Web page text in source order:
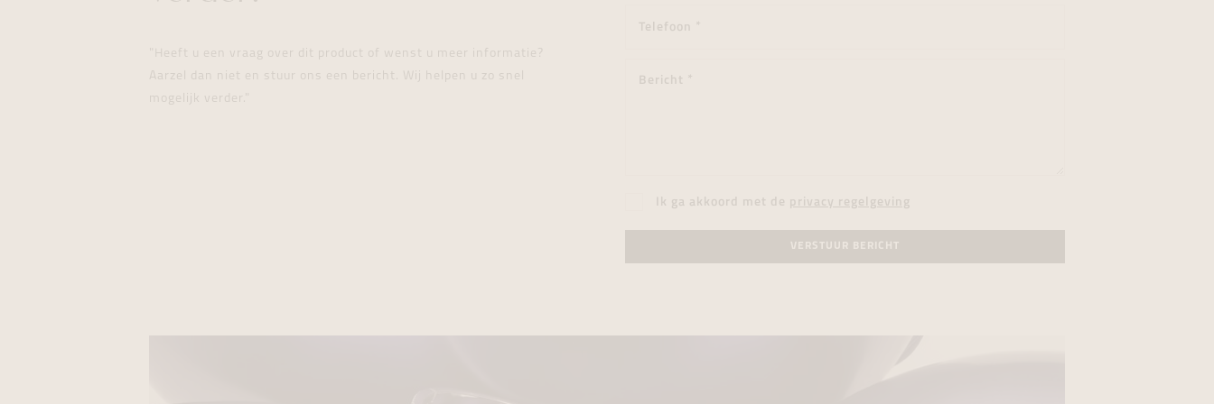
"Heeft u een vraag over dit product of wenst u meer informatie?
Aarzel dan niet en stuur ons een bericht. Wij helpen u zo snel
mogelijk verder."
Ik ga akkoord met de privacy regelgeving
VERSTUUR BERICHT